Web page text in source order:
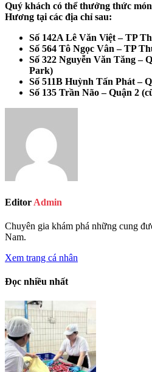
Quý khách có thể thưởng thức
Hương tại các địa chỉ sau:
Số 142A Lê Văn Việt – TP
Số 564 Tô Ngọc Vân – TP
Số 322 Nguyễn Văn Tăng –
Park)
Số 511B Huỳnh Tấn Phát –
Số 135 Trần Não – Quận 2
Editor Admin
Chuyên gia khám phá những cung
Nam.
Xem trang cá nhân
Đọc nhiều nhất